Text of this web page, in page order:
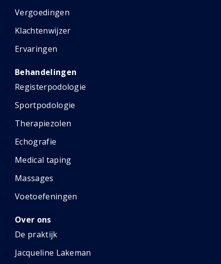
Vergoedingen
Klachtenwijzer
Ervaringen
Behandelingen
Registerpodologie
Sportpodologie
Therapiezolen
Echografie
Medical taping
Massages
Voetoefeningen
Over ons
De praktijk
Jacqueline Lakeman